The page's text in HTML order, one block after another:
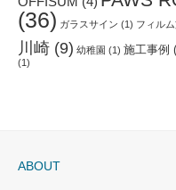
(36) ガラスサイン (1) フィル
川崎 (9) 幼稚園 (1) 施工事例
(1)
ABOUT